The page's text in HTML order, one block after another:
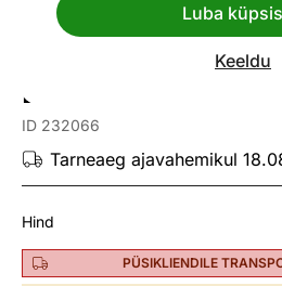
Luba
Keeldu
Põrandapesija kate
Extra Soft
ID 232066
Tarneaeg ajavahemikul
Hind
PÜSIKLIENDILE